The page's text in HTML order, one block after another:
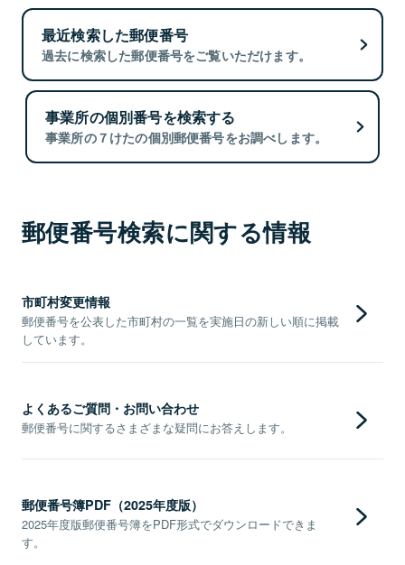
最近検索した郵便番号
過去に検索した郵便番号をご覧いただけます。
事業所の個別番号を検索する
事業所の７けたの個別郵便番号をお調べします。
郵便番号検索に関する情報
市町村変更情報
郵便番号を公表した市町村の一覧を実施日の新しい順に掲載
しています。
よくあるご質問・お問い合わせ
郵便番号に関するさまざまな疑問にお答えします。
郵便番号簿PDF（2025年度版）
2025年度版郵便番号簿をPDF形式でダウンロードできま
す。